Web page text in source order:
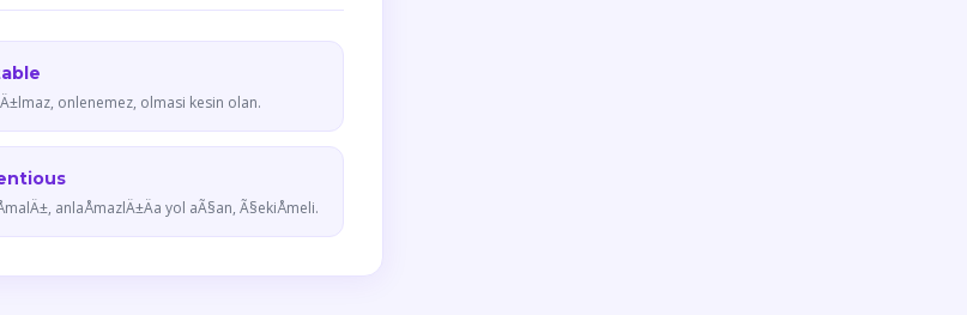
onlenemez, olmasi kesin olan.
anlaÅmazlÄ±Äa yol aÃ§an, Ã§ekiÅmeli.